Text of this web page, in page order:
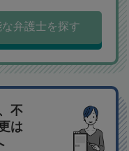
弁護士を探す
不
は